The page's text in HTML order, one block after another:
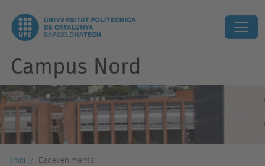
Campus Nord
Inici Esdeveniments